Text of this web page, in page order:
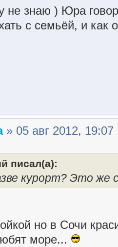
знаю ) Юра
с семьёй, и как
» 05 авг 2012, 19:07
писал(а):
курорт? Это же
но в Сочи
море...